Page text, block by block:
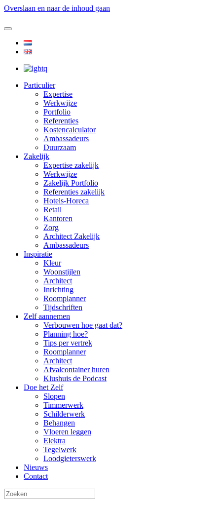
Overslaan en naar de inhoud gaan
Particulier
Expertise
Werkwijze
Portfolio
Referenties
Kostencalculator
Ambassadeurs
Duurzaam
Zakelijk
Expertise zakelijk
Werkwijze
Zakelijk Portfolio
Referenties zakelijk
Hotels-Horeca
Retail
Kantoren
Zorg
Architect Zakelijk
Ambassadeurs
Inspiratie
Kleur
Woonstijlen
Architect
Inrichting
Roomplanner
Tijdschriften
Zelf aannemen
Verbouwen hoe gaat dat?
Planning hoe?
Tips per vertrek
Roomplanner
Architect
Afvalcontainer huren
Klushuis de Podcast
Doe het Zelf
Slopen
Timmerwerk
Schilderwerk
Behangen
Vloeren leggen
Elektra
Tegelwerk
Loodgieterswerk
Nieuws
Contact